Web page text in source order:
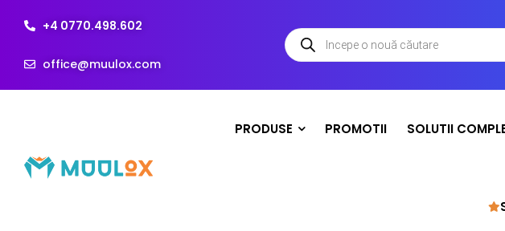
+4 0770.498.602
office@muulox.com
PRODUSE PROMOTII SOLUTII